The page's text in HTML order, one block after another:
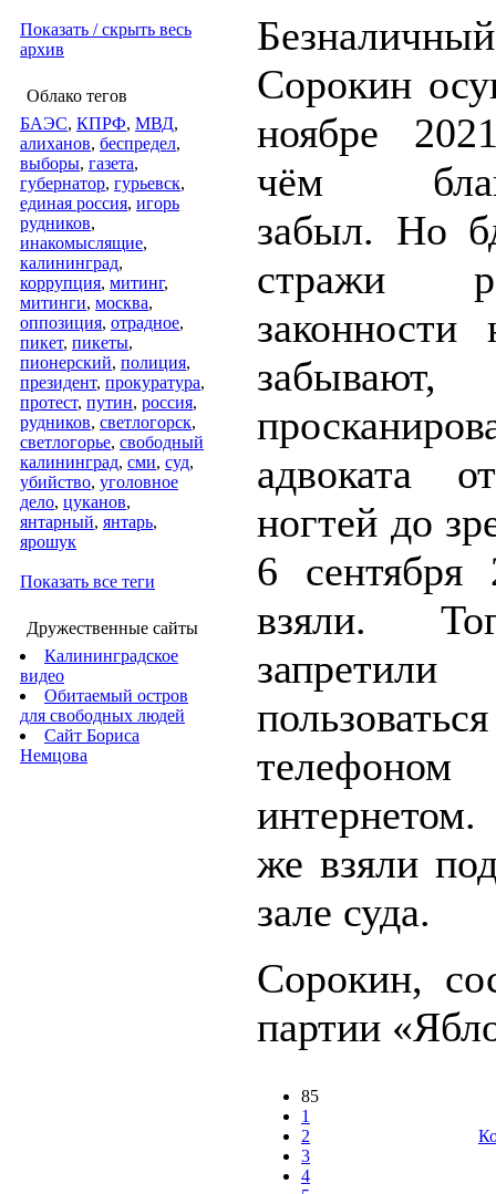
Показать / скрыть весь
архив
Облако тегов
БАЭС, КПРФ, МВД,
алиханов, беспредел,
выборы, газета,
губернатор, гурьевск,
единая россия, игорь
рудников,
инакомыслящие,
калининград,
коррупция, митинг,
митинги, москва,
оппозиция, отрадное,
пикет, пикеты,
пионерский, полиция,
президент, прокуратура,
протест, путин, россия,
рудников, светлогорск,
светлогорье, свободный
калининград, сми, суд,
убийство, уголовное
дело, цуканов,
янтарный, янтарь,
ярошук
Показать все теги
Дружественные сайты
Калининградское
видео
Обитаемый остров
для свободных людей
Сайт Бориса
Немцова
Сорокин
ноябре
чём
забыл. Но
стражи
законности
адвоката
ногтей до
6 сентября
взяли.
запретили
пользоваться
же взяли
зале суда.
Сорокин,
партии
85
1
2
3
4